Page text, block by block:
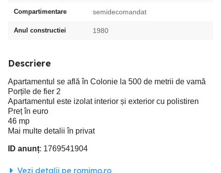
Compartimentare semidecomandat
Anul constructiei 1980
Descriere
Apartamentul se află în Colonie la 500 de metrii de vamă
Porțile de fier 2
Apartamentul este izolat interior și exterior cu polistiren
Preț în euro
46 mp
Mai multe detalii în privat
ID anunț: 1769541904
Vezi detalii pe romimo.ro